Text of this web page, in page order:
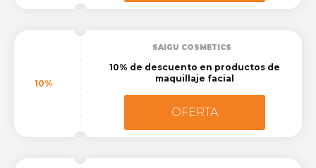
10%
SAIGU COSMETICS
10% de descuento en productos de
maquillaje facial
OFERTA